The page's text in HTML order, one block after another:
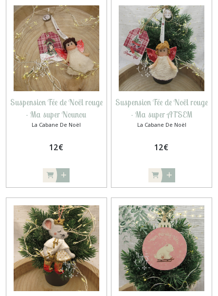
Suspension Fée de Noël rouge
- Ma super Nounou
La Cabane De Noël
12€
Suspension Fée de Noël rouge
- Ma super ATSEM
La Cabane De Noël
12€